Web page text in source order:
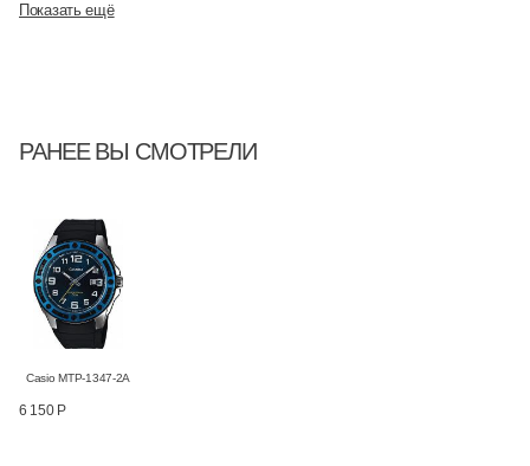
Показать ещё
РАНЕЕ ВЫ СМОТРЕЛИ
Casio MTP-1347-2A
6 150 Р